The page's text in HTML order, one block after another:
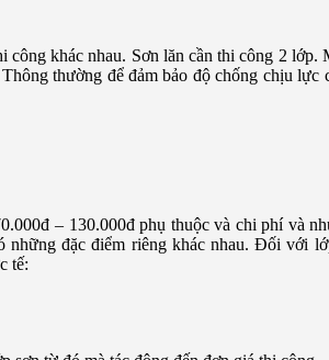
công khác nhau. Sơn lăn cần thi công 2
thường để đảm bảo độ chống chịu lực
– 130.000đ phụ thuộc và chi phí và
đặc điểm riêng khác nhau. Đối với
tế: